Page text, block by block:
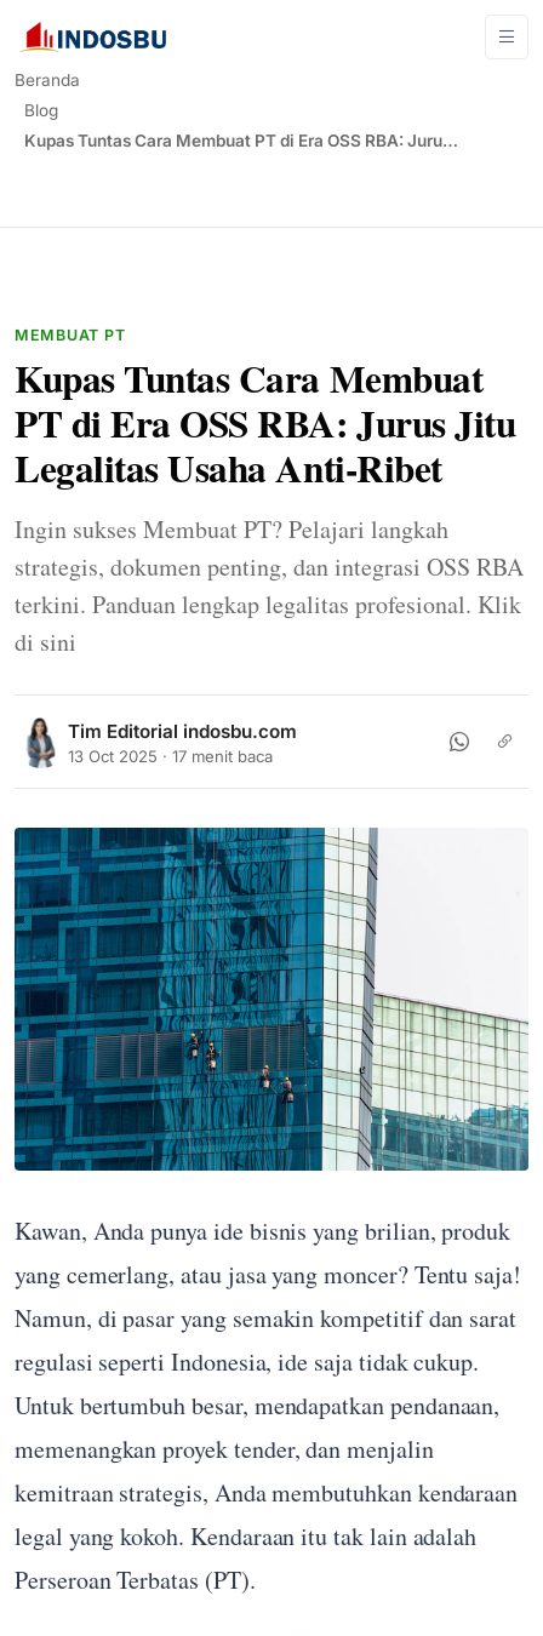
Beranda
Blog
Kupas Tuntas Cara Membuat PT di Era OSS RBA: Juru…
MEMBUAT PT
Kupas Tuntas Cara Membuat
PT di Era OSS RBA: Jurus Jitu
Legalitas Usaha Anti-Ribet
Ingin sukses Membuat PT? Pelajari langkah
strategis, dokumen penting, dan integrasi OSS RBA
terkini. Panduan lengkap legalitas profesional. Klik
di sini
Tim Editorial indosbu.com
13 Oct 2025 · 17 menit baca
Kawan, Anda punya ide bisnis yang brilian, produk
yang cemerlang, atau jasa yang moncer? Tentu saja!
Namun, di pasar yang semakin kompetitif dan sarat
regulasi seperti Indonesia, ide saja tidak cukup.
Untuk bertumbuh besar, mendapatkan pendanaan,
memenangkan proyek tender, dan menjalin
kemitraan strategis, Anda membutuhkan kendaraan
legal yang kokoh. Kendaraan itu tak lain adalah
Perseroan Terbatas (PT).